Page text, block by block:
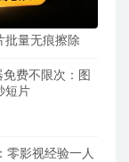
批量无痕擦除
费不限次：图
短片
零影视经验一人